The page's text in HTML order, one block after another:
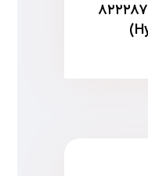
هیدروژن پراکساید ۸۲۲۲۸۷